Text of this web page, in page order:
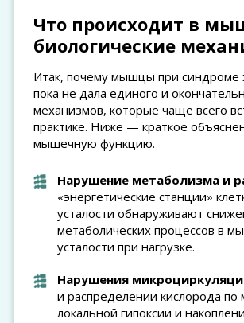
Что происходит в
биологические
Итак, почему мышцы при синдроме
пока не дала единого и
механизмов, которые чаще всего
практике. Ниже — краткое
мышечную функцию.
Нарушение метаболизма и
«энергетические станции»
усталости обнаруживают
метаболических процессов в
усталости при нагрузке.
Нарушения
и распределении кислорода
локальной гипоксии и